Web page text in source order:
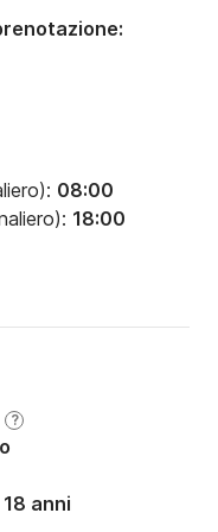
08:00
18:00
?
18 anni